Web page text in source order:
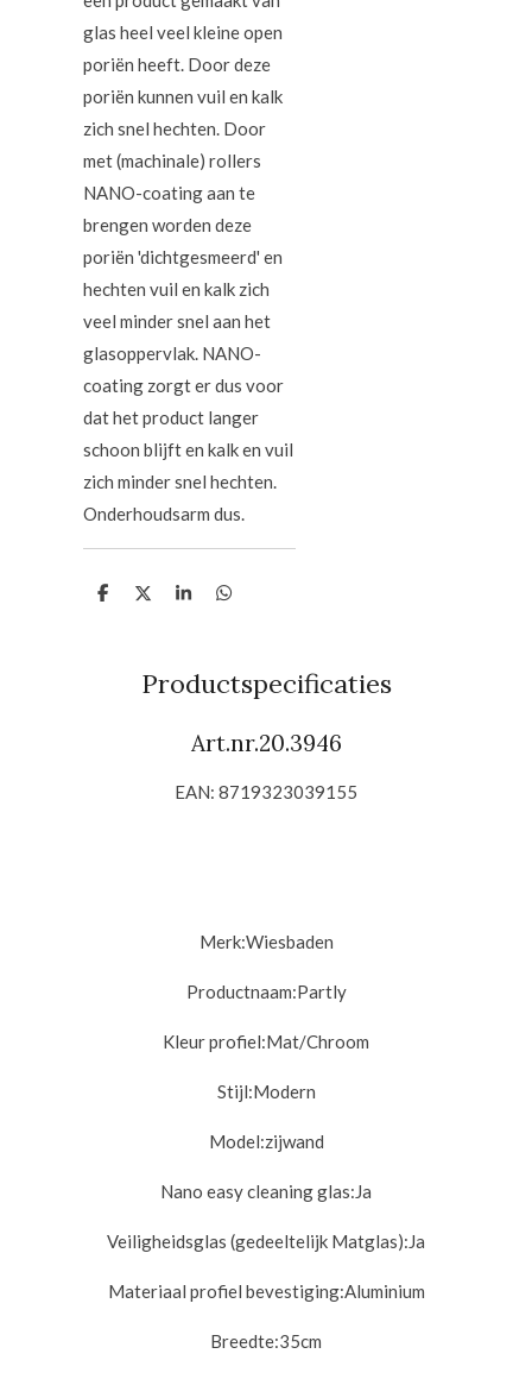
glas heel veel kleine open
poriën heeft. Door deze
poriën kunnen vuil en kalk
zich snel hechten. Door
met (machinale) rollers
NANO-coating aan te
brengen worden deze
poriën 'dichtgesmeerd' en
hechten vuil en kalk zich
veel minder snel aan het
glasoppervlak. NANO-
coating zorgt er dus voor
dat het product langer
schoon blijft en kalk en vuil
zich minder snel hechten.
Onderhoudsarm dus.
D
D
S
D
Productspecificaties
Art.nr.20.3946
EAN: 8719323039155
Merk:Wiesbaden
Productnaam:Partly
Kleur profiel:Mat/Chroom
Stijl:Modern
Model:zijwand
Nano easy cleaning glas:Ja
Veiligheidsglas (gedeeltelijk Matglas):Ja
Materiaal profiel bevestiging:Aluminium
Breedte:35cm